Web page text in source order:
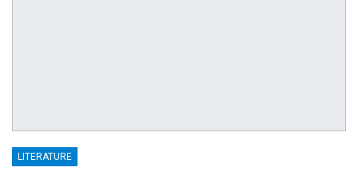
LITERATURE